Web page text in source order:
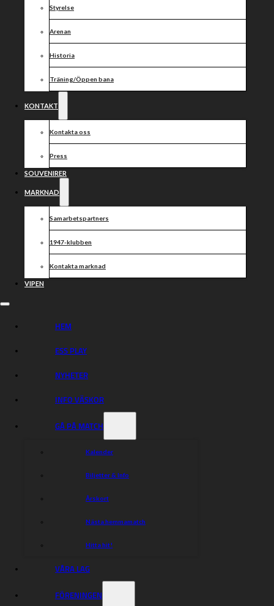
Styrelse
Arenan
Historia
Träning/Öppen bana
KONTAKT
Kontakta oss
Press
SOUVENIRER
MARKNAD
Samarbetspartners
1947-klubben
Kontakta marknad
VIPEN
HEM
ESS PLAY
NYHETER
INFO VÄSKOR
GÅ PÅ MATCH
Kalender
Biljetter & Info
Årskort
Nästa hemmamatch
Hitta hit!
VÅRA LAG
FÖRENINGEN
Vi är stolta över att förlänga samarbetet med en partner
Dela nyheten: